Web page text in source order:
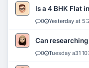
Is a 4 BHK Flat
0 Yesterday at
Can
0 Tuesday a31